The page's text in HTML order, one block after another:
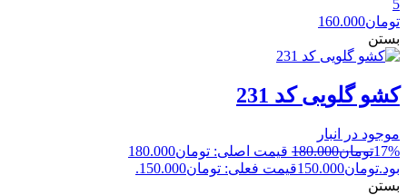
5
تومان160.000
بستن
کشو گلویی کد 231
موجود در انبار
17%تومان180.000
قیمت اصلی: تومان180.000
بود.تومان150.000قیمت فعلی: تومان150.000.
بستن